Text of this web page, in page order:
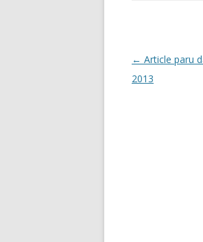
Navigation
des
← Article paru
2013